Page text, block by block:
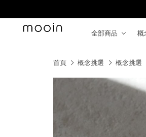
全部商品 概
首頁 概念挑選 概念挑選